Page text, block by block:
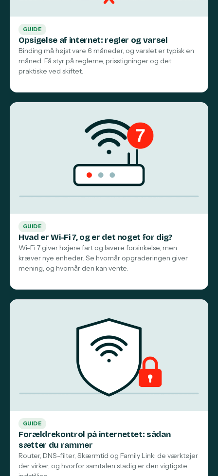
GUIDE
Opsigelse af internet: regler og varsel
Binding må højst vare 6 måneder, og varslet er typisk en
måned. Få styr på reglerne, prisstigninger og det
praktiske ved skiftet.
GUIDE
Hvad er Wi-Fi 7, og er det noget for dig?
Wi-Fi 7 giver højere fart og lavere forsinkelse, men
kræver nye enheder. Se hvornår opgraderingen giver
mening, og hvornår den kan vente.
GUIDE
Forældrekontrol på internettet: sådan
sætter du rammer
Router, DNS-filter, Skærmtid og Family Link: de værktøjer
der virker, og hvorfor samtalen stadig er den vigtigste